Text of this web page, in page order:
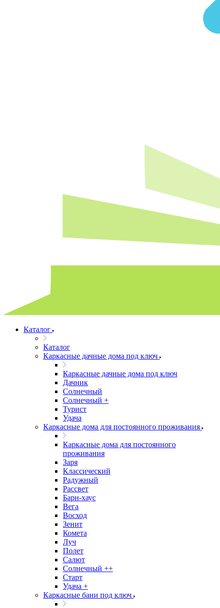
Каталог
Каталог
Каркасные дачные дома под ключ
Каркасные дачные дома под ключ
Дачник
Солнечный
Солнечный +
Турист
Удача
Каркасные дома для постоянного проживания
Каркасные дома для постоянного
проживания
Заря
Классический
Радужный
Рассвет
Барн-хаус
Вега
Восход
Зенит
Комета
Луч
Полет
Салют
Солнечный ++
Старт
Удача +
Каркасные бани под ключ